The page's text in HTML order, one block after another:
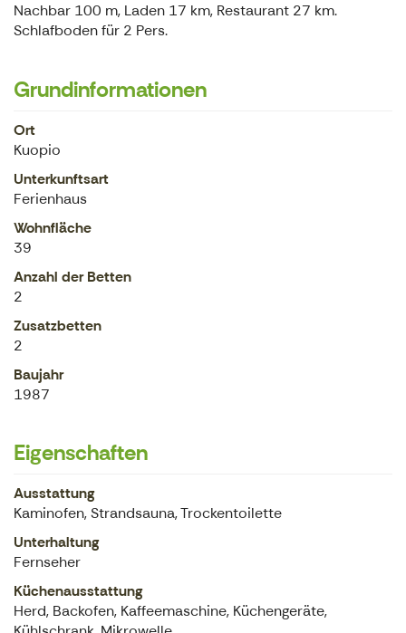
Nachbar 100 m, Laden 17 km, Restaurant 27 km.
Schlafboden für 2 Pers.
Grundinformationen
Ort
Kuopio
Unterkunftsart
Ferienhaus
Wohnfläche
39
Anzahl der Betten
2
Zusatzbetten
2
Baujahr
1987
Eigenschaften
Ausstattung
Kaminofen, Strandsauna, Trockentoilette
Unterhaltung
Fernseher
Küchenausstattung
Herd, Backofen, Kaffeemaschine, Küchengeräte,